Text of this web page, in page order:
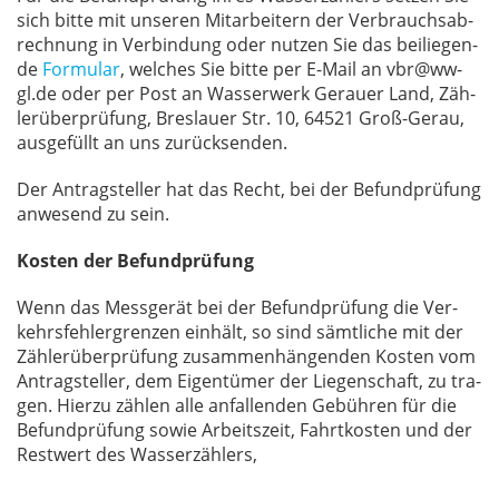
sich bit­te mit un­se­ren Mit­ar­bei­tern der Ver­brauchs­ab­
rech­nung in Ver­bin­dung oder nut­zen Sie das bei­lie­gen­
de Formular, wel­ches Sie bit­te per E-Mail an vbr@ww-
gl.de oder per Post an Was­ser­werk Ge­r­au­er Land, Zäh­
ler­über­prü­fung, Bres­lau­er Str. 10, 64521 Groß-Gerau,
aus­ge­füllt an uns zu­rück­sen­den.
Der An­trag­stel­ler hat das Recht, bei der Be­fund­prü­fung
an­we­send zu sein.
Kosten der Befundprüfung
Wenn das Mess­ge­rät bei der Be­fund­prü­fung die Ver­
kehrs­feh­ler­gren­zen ein­hält, so sind sämt­li­che mit der
Zäh­ler­über­prü­fung zu­sam­men­hän­gen­den Kos­ten vom
An­trag­stel­ler, dem Ei­gen­tü­mer der Lie­gen­schaft, zu tra­
gen. Hier­zu zäh­len alle an­fal­len­den Ge­büh­ren für die
Be­fund­prü­fung so­wie Ar­beits­zeit, Fahrt­kos­ten und der
Rest­wert des Was­ser­zäh­lers,